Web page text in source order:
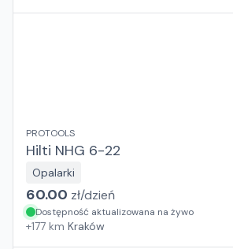
PROTOOLS
Hilti NHG 6-22
Opalarki
60.00 zł/dzień
Dostępność aktualizowana na żywo
+177 km Kraków